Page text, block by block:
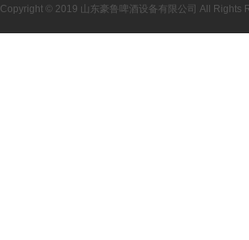
Copyright © 2019 山东豪鲁啤酒设备有限公司 All Rights